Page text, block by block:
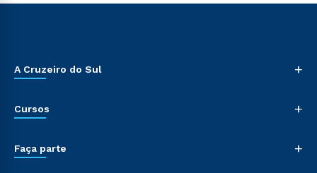
A Cruzeiro do Sul +
Cursos +
Faça parte +